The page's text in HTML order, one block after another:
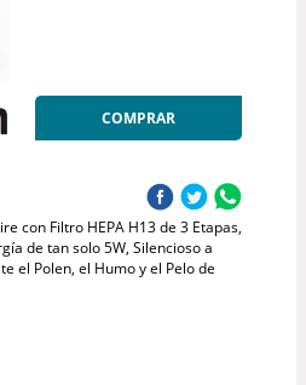
COMPRAR
con Filtro HEPA H13 de 3 Etapas,
de tan solo 5W, Silencioso a
el Polen, el Humo y el Pelo de